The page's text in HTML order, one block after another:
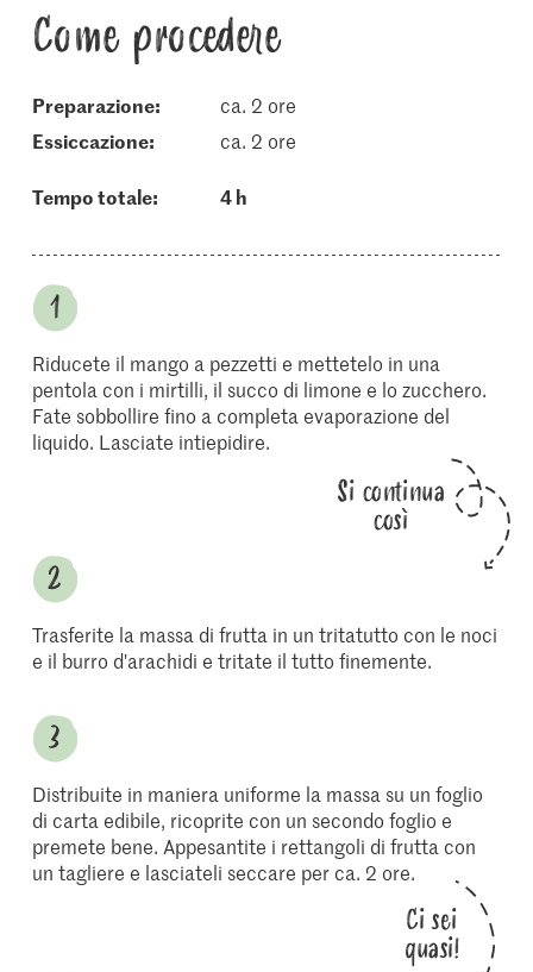
Come procedere
Preparazione:
ca. 2 ore
essiccazione:
ca. 2 ore
Tempo totale: 4 h
Riducete il mango a pezzetti e mettetelo in una
pentola con i mirtilli, il succo di limone e lo zucchero.
Fate sobbollire fino a completa evaporazione del
liquido. Lasciate intiepidire.
Si continua
così
Trasferite la massa di frutta in un tritatutto con le noci
e il burro d'arachidi e tritate il tutto finemente.
Distribuite in maniera uniforme la massa su un foglio
di carta edibile, ricoprite con un secondo foglio e
premete bene. Appesantite i rettangoli di frutta con
un tagliere e lasciateli seccare per ca. 2 ore.
Ci sei
quasi!